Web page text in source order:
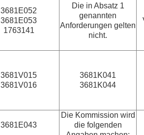
3681E052
3681E053
1763141
Die in Absatz 1
genannten
Anforderungen gelten
nicht.
3681V015
3681V016
3681K041
3681K044
3681E043
Die Kommission wird
die folgenden